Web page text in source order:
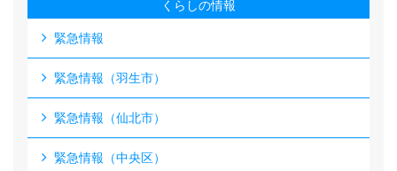
くらしの情報
緊急情報
緊急情報（羽生市）
緊急情報（仙北市）
緊急情報（中央区）